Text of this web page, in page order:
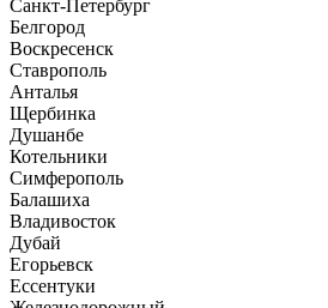
Санкт-Петербург
Белгород
Воскресенск
Ставрополь
Анталья
Щербинка
Душанбе
Котельники
Симферополь
Балашиха
Владивосток
Дубай
Егорьевск
Ессентуки